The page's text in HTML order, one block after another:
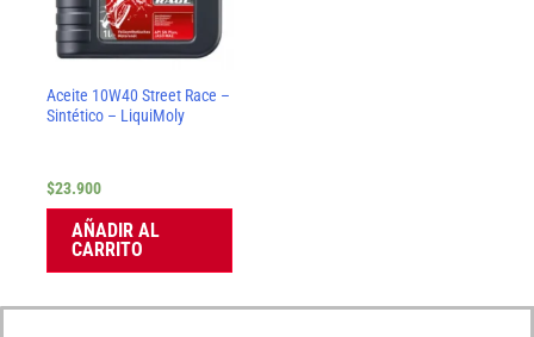
Aceite 10W40 Street Race –
Sintético – LiquiMoly
$23.900
AÑADIR AL
CARRITO